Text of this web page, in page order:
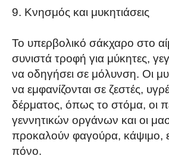
9. Κνησμός και μυκητιάσεις
Το υπερβολικό σάκχαρο στο
συνιστά τροφή για μύκητες,
να οδηγήσει σε μόλυνση. Οι
να εμφανίζονται σε ζεστές,
δέρματος, όπως το στόμα, οι
γεννητικών οργάνων και οι
προκαλούν φαγούρα, κάψιμο,
πόνο.